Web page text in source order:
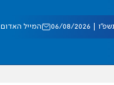
08/2026 המייל האדום